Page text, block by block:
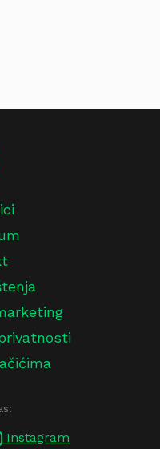
Instagram